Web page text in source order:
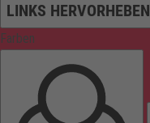
LINKS HERVORHEBEN
Farben